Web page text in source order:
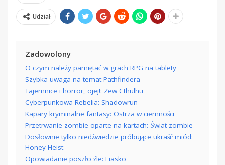
Udział
Zadowolony
O czym należy pamiętać w grach RPG na tablety
Szybka uwaga na temat Pathfindera
Tajemnice i horror, ojej!: Zew Cthulhu
Cyberpunkowa Rebelia: Shadowrun
Kapary kryminalne fantasy: Ostrza w ciemności
Przetrwanie zombie oparte na kartach: Świat zombie
Dosłownie tylko niedźwiedzie próbujące ukraść miód:
Honey Heist
Opowiadanie poszło źle: Fiasko